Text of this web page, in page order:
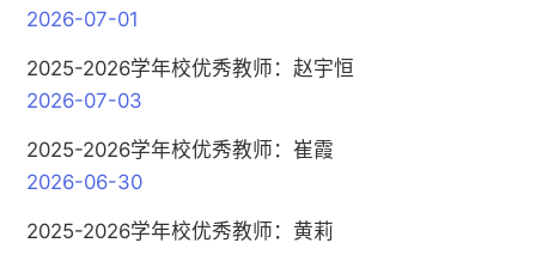
2026-07-01
2025-2026学年校优秀教师：赵宇恒
2026-07-03
2025-2026学年校优秀教师：崔霞
2026-06-30
2025-2026学年校优秀教师：黄莉